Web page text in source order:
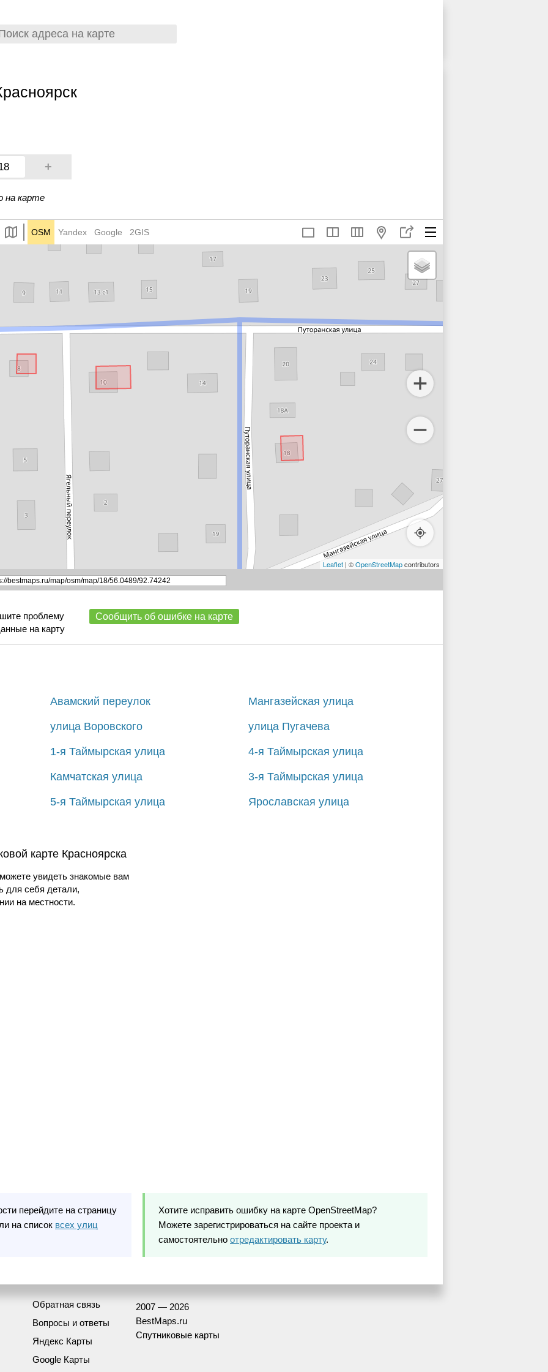
+
на карте
OSM Yandex Google 2GIS
Leaflet | ©OpenStreetMapcontributors
проблему
на карту
Сообщить об ошибке на карте
Авамский переулок Мангазейская улица
улица Воровского улица Пугачева
1-я Таймырская улица 4-я Таймырская улица
Камчатская улица 3-я Таймырская улица
5-я Таймырская улица Ярославская улица
карте Красноярска
увидеть знакомые вам
для себя детали,
на местности.
перейдите на страницу
на список всех улиц
Хотите исправить ошибку на карте OpenStreetMap?
Можете зарегистрироваться на сайте проекта и
самостоятельно отредактировать карту.
Обратная связь
Вопросы и ответы
Яндекс Карты
Google Карты
2007 — 2026
BestMaps.ru
Спутниковые карты